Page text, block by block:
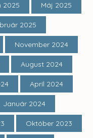
2025 Máj 2025
2025
November 2024
August 2024
Apríl 2024
Január 2024
Október 2023